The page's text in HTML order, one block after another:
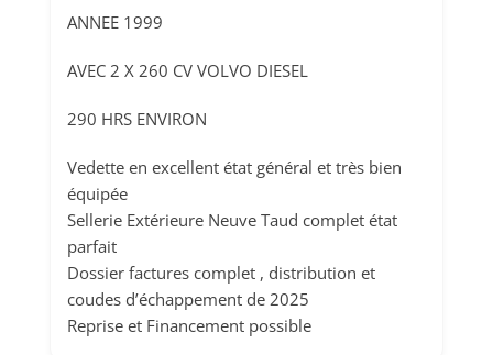
ANNEE 1999
AVEC 2 X 260 CV VOLVO DIESEL
290 HRS ENVIRON
Vedette en excellent état général et très bien
équipée
Sellerie Extérieure Neuve Taud complet état
parfait
Dossier factures complet , distribution et
coudes d’échappement de 2025
Reprise et Financement possible